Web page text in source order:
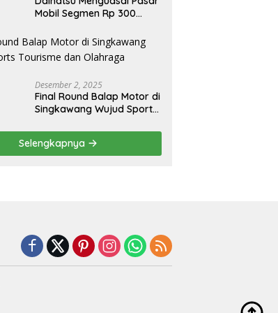
Mobil Segmen Rp 300
Ekspor
Desember 2, 2025
Final Round Balap Motor di
Singkawang Wujud Sports
Prestasi
Selengkapnya